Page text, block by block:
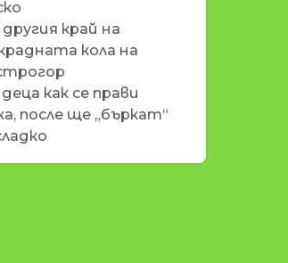
край на
кола на
как се прави
после ще „бъркат“